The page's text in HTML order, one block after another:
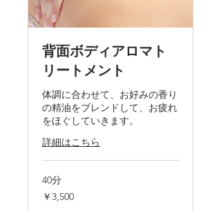
背面ボディアロマト
リートメント
体調に合わせて、お好みの香り
の精油をブレンドして、お疲れ
をほぐしていきます。
詳細はこちら
40分
3,500
円
￥3,500